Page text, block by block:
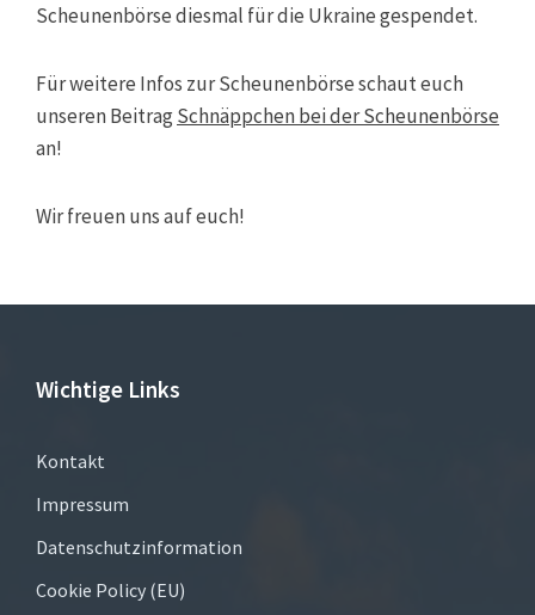
Scheunenbörse diesmal für die Ukraine gespendet.
Für weitere Infos zur Scheunenbörse schaut euch
unseren BeitragSchnäppchen bei der Scheunenbörse
an!
Wir freuen uns auf euch!
Wichtige Links
Kontakt
Impressum
Datenschutzinformation
Cookie Policy (EU)